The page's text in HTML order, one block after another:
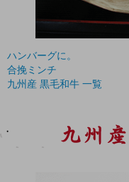
ハンバーグに。
合挽ミンチ
九州産 黒毛和牛 一覧